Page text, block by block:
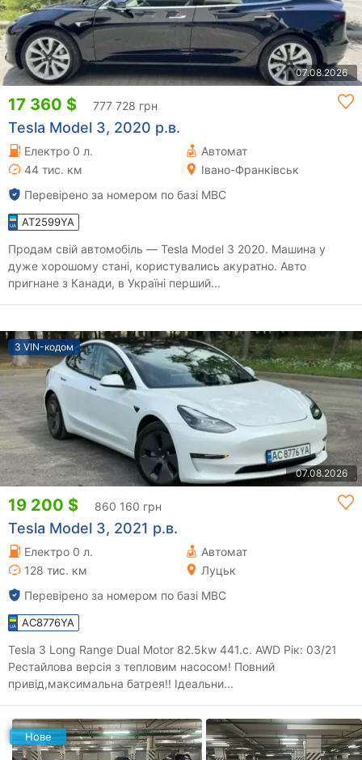
07.08.2026
17 360 $ 777 728 грн
Tesla Model 3, 2020 р.в.
Електро 0 л.
Автомат
44 тис. км
Івано-Франківськ
Перевірено за номером по базі МВС
AT2599YA
Продам свій автомобіль — Tesla Model 3 2020. Машина у
дуже хорошому стані, користувались акуратно. Авто
пригнане з Канади, в Україні перший...
З VIN-кодом
07.08.2026
19 200 $ 860 160 грн
Tesla Model 3, 2021 р.в.
Електро 0 л.
Автомат
128 тис. км
Луцьк
Перевірено за номером по базі МВС
AC8776YA
Tesla 3 Long Range Dual Motor 82.5kw 441.с. AWD Рік: 03/21
Рестайлова версія з тепловим насосом! Повний
привід,максимальна батрея!! Ідеальни...
Нове